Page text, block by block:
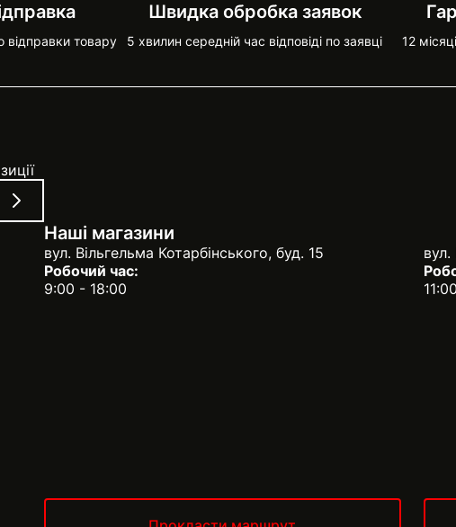
відправки товару
Швидка обробка заявок
5 хвилин середній час відповіді по заявці 12
Наші магазини
вул. Вільгельма Котарбінського, буд. 15
Робочий час:
9:00 - 18:00
вул.